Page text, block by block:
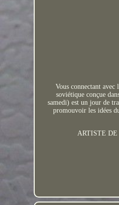
Vous connectant
soviétique conçue
samedi) est un jour de
promouvoir les idées
ARTISTE DE